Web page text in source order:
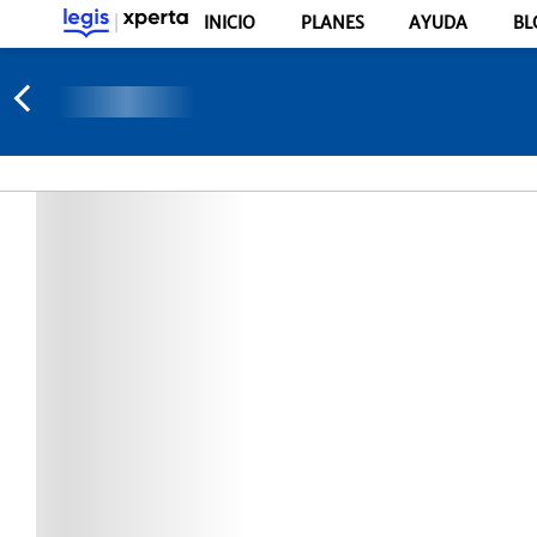
INICIO PLANES AYUDA